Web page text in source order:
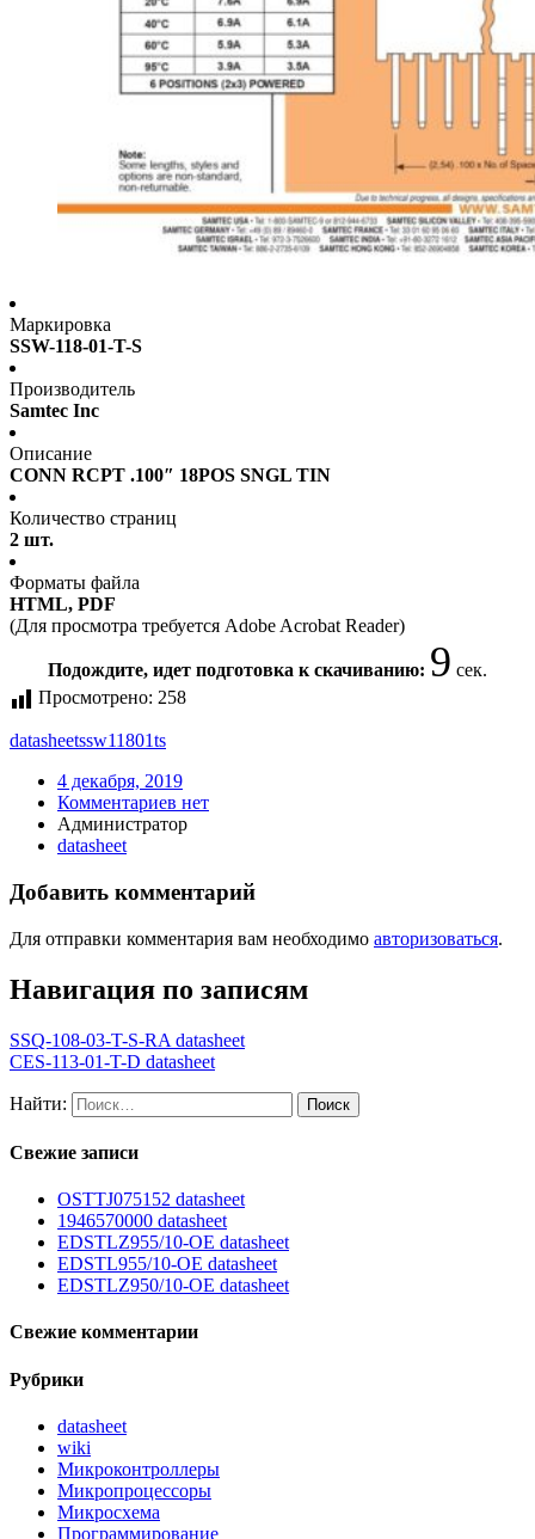
Маркировка
SSW-118-01-T-S
Производитель
Samtec Inc
Описание
CONN RCPT .100″ 18POS SNGL TIN
Количество страниц
2 шт.
Форматы файла
HTML, PDF
(Для просмотра требуется Adobe Acrobat Reader)
Подождите, идет подготовка к скачиванию: 9 сек.
Просмотрено: 258
datasheetssw11801ts
4 декабря, 2019
Комментариев нет
Администратор
datasheet
Добавить комментарий
Для отправки комментария вам необходимо авторизоваться.
Навигация по записям
SSQ-108-03-T-S-RA datasheet
CES-113-01-T-D datasheet
Найти:
Свежие записи
OSTTJ075152 datasheet
1946570000 datasheet
EDSTLZ955/10-OE datasheet
EDSTL955/10-OE datasheet
EDSTLZ950/10-OE datasheet
Свежие комментарии
Рубрики
datasheet
wiki
Микроконтроллеры
Микропроцессоры
Микросхема
Программирование